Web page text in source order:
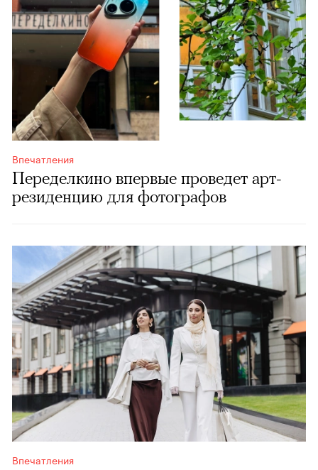
Впечатления
Переделкино впервые проведет арт-
резиденцию для фотографов
Впечатления